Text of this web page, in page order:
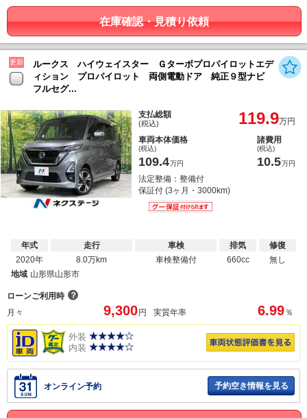
在庫確認・見積り依頼
更新
ルークス ハイウェイスター Ｇターボプロパイロットエデ
ィション プロパイロット 両側電動ドア 純正９型ナビ
フルセグ...
支払総額
(税込) 119.9万円
車両本体価格
(税込)
109.4万円
諸費用
(税込)
10.5万円
法定整備：整備付
保証付 (3ヶ月・3000km)
年式
2020年
走行
8.0万km
車検
車検整備付
排気
660cc
修復
無し
地域 山形県山形市
ローンご利用時 ？
月々
9,300円 実質年率 6.99 ％
外装
内装
オンライン予約 予約空き情報を見る